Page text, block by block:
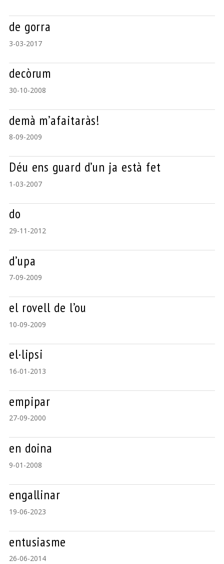
de gorra
3-03-2017
decòrum
30-10-2008
demà m’afaitaràs!
8-09-2009
Déu ens guard d’un ja està fet
1-03-2007
do
29-11-2012
d’upa
7-09-2009
el rovell de l’ou
10-09-2009
el·lipsi
16-01-2013
empipar
27-09-2000
en doina
9-01-2008
engallinar
19-06-2023
entusiasme
26-06-2014